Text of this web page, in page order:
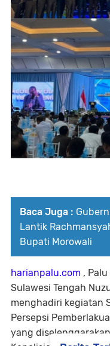
Baca Juga :
Lantik
Bupati Morowali
harianpalu.com ,
Sulawesi Tengah
menghadiri kegiatan
Persepsi
yang